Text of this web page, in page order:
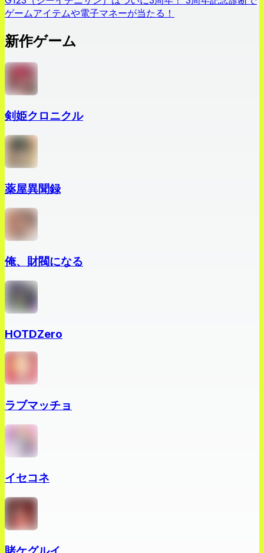
ゲームアイテムや電子マネーが当たる！
新作ゲーム
剣姫クロニクル
薬屋異聞録
俺、財閥になる
HOTDZero
ラブマッチョ
イセコネ